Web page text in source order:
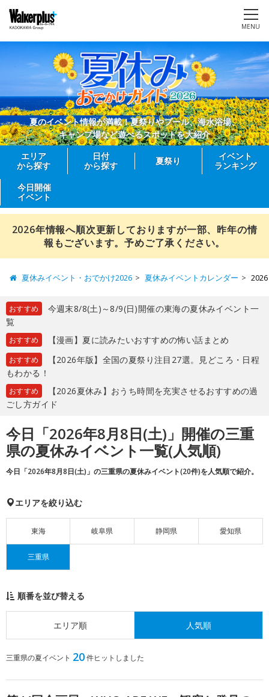
MENU
夏のイベント情報が満載！夏祭りやプール、海水浴場、
キャンプ場など遊べるスポットを大紹介
エリア
から探す
日付
から探す
夏祭り
イベント
ランキング
今日開催
イベント
2026年情報へ順次更新しておりますが一部、昨年の情
報もございます。予めご了承ください。
夏休みイベント・おでかけ2026 夏休みイベントカレンダー
おすすめ
今週末8/8(土)～8/9(日)開催の東海の夏休みイベント一
覧
おすすめ 【漫画】夏に読みたいおすすめの怖い話まとめ
おすすめ
【2026年版】全国の夏祭り注目27選。見どころ・日程
もわかる！
おすすめ
【2026夏休み】おうち時間を充実させるおすすめの過
ごし方ガイド
今日「2026年8月8日(土)」開催の三重
県の夏休みイベント一覧(人気順)
今日「2026年8月8日(土)」の三重県の夏休みイベント(20件)を人気順で紹介。
エリアを絞り込む
東海 岐阜県 静岡県 愛知県
三重県
順番を並び替える
エリア順 人気順
三重県の夏イベント 20件ヒットしました